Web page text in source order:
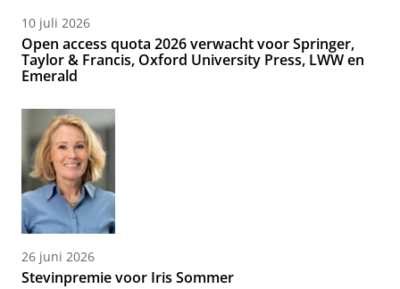
10 juli 2026
Open access quota 2026 verwacht voor Springer,
Taylor & Francis, Oxford University Press, LWW en
Emerald
26 juni 2026
Stevinpremie voor Iris Sommer